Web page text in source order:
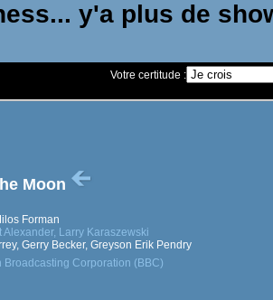
Votre certitude :
Moon
Forman
Alexander, Larry Karaszewski
Gerry Becker, Greyson Erik Pendry
Corporation (BBC)